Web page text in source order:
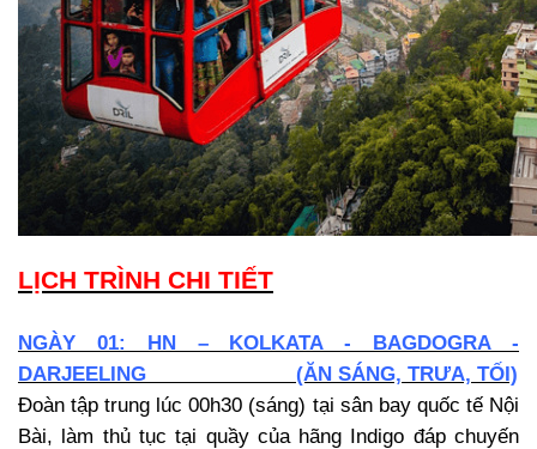
LỊCH TRÌNH CHI TIẾT
NGÀY 01: HN – KOLKATA - BAGDOGRA -
DARJEELING (ĂN SÁNG, TRƯA, TỐI)
Đoàn tập trung lúc 00h30 (sáng) tại sân bay quốc tế Nội
Bài, làm thủ tục tại quầy của hãng Indigo đáp chuyến